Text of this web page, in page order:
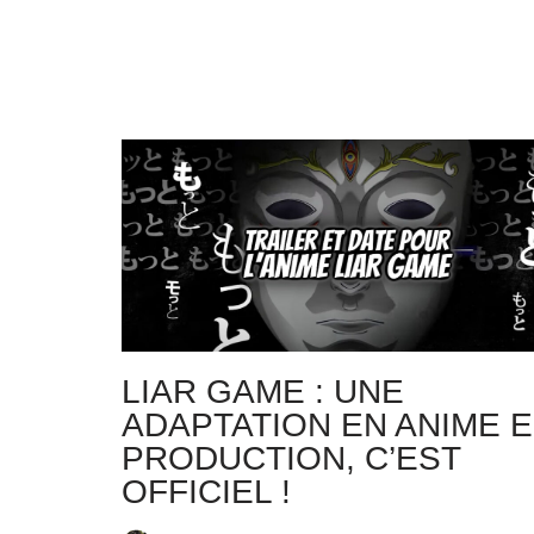
LIAR GAME : UNE
ADAPTATION EN ANIME
PRODUCTION, C’EST
OFFICIEL !